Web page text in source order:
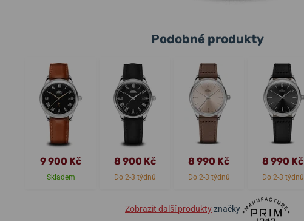
Podobné produkty
9 900 Kč
Skladem
8 900 Kč
Do 2-3 týdnů
8 990 Kč
Do 2-3 týdnů
8 990 Kč
Do 2-3 týdnů
Zobrazit další produktyznačky